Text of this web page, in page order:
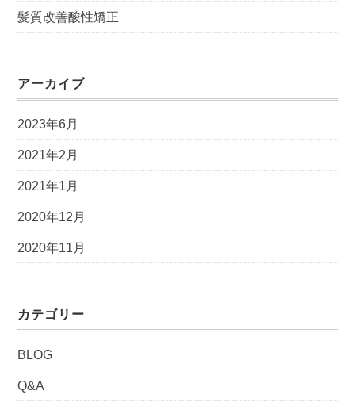
髪質改善酸性矯正
アーカイブ
2023年6月
2021年2月
2021年1月
2020年12月
2020年11月
カテゴリー
BLOG
Q&A